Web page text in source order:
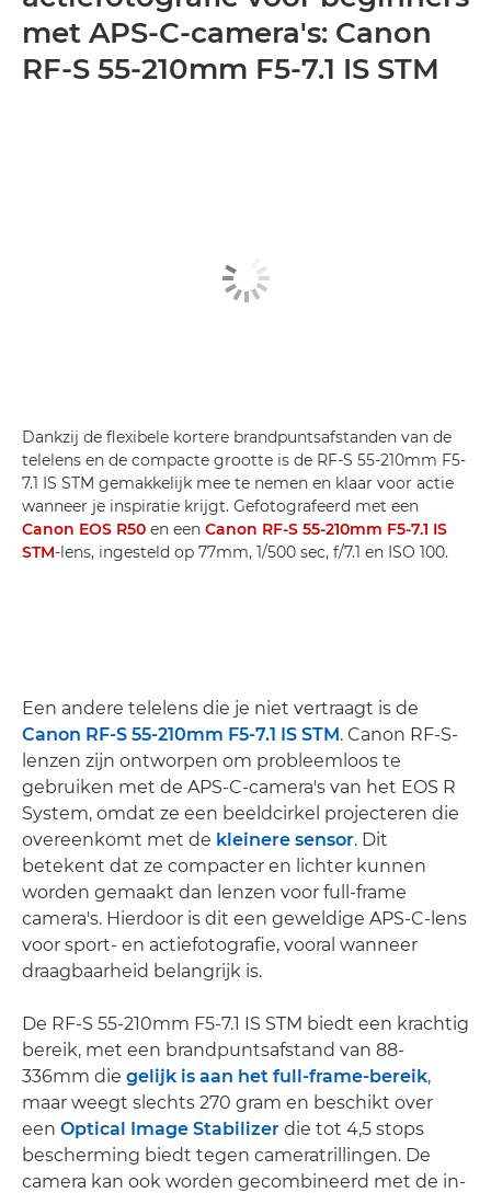
met APS-C-camera's: Canon
RF-S 55-210mm F5-7.1 IS STM
Dankzij de flexibele kortere brandpuntsafstanden van de
telelens en de compacte grootte is de RF-S 55-210mm F5-
7.1 IS STM gemakkelijk mee te nemen en klaar voor actie
wanneer je inspiratie krijgt. Gefotografeerd met een
Canon EOS R50 en een Canon RF-S 55-210mm F5-7.1 IS
STM-lens, ingesteld op 77mm, 1/500 sec, f/7.1 en ISO 100.
Een andere telelens die je niet vertraagt is de
Canon RF-S 55-210mm F5-7.1 IS STM. Canon RF-S-
lenzen zijn ontworpen om probleemloos te
gebruiken met de APS-C-camera's van het EOS R
System, omdat ze een beeldcirkel projecteren die
overeenkomt met de kleinere sensor. Dit
betekent dat ze compacter en lichter kunnen
worden gemaakt dan lenzen voor full-frame
camera's. Hierdoor is dit een geweldige APS-C-lens
voor sport- en actiefotografie, vooral wanneer
draagbaarheid belangrijk is.
De RF-S 55-210mm F5-7.1 IS STM biedt een krachtig
bereik, met een brandpuntsafstand van 88-
336mm die gelijk is aan het full-frame-bereik,
maar weegt slechts 270 gram en beschikt over
een Optical Image Stabilizer die tot 4,5 stops
bescherming biedt tegen cameratrillingen. De
camera kan ook worden gecombineerd met de in-